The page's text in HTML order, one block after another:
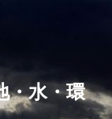
・水・環